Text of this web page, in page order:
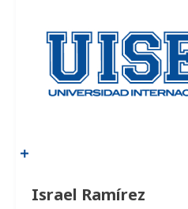
Israel Ramírez